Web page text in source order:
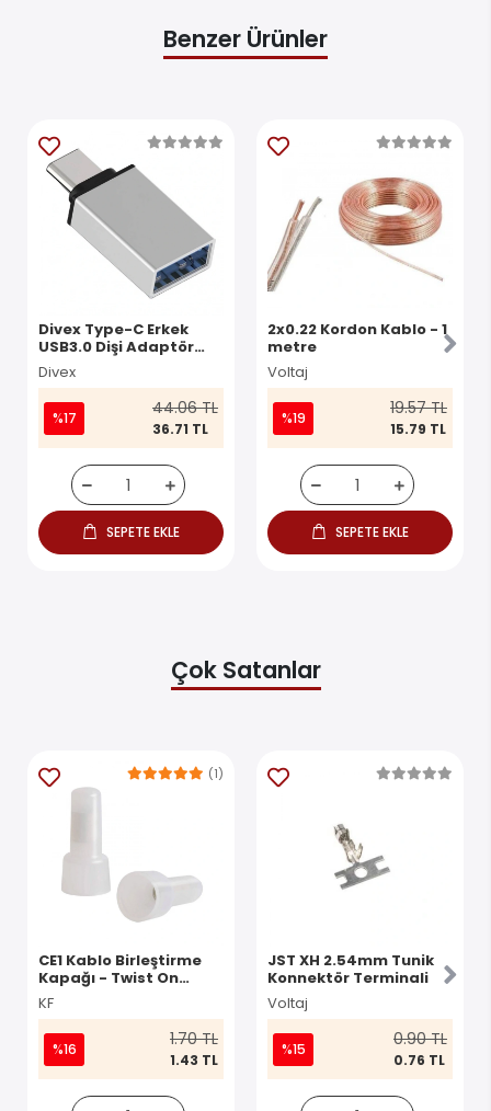
Benzer Ürünler
Divex Type-C Erkek
USB3.0 Dişi Adaptör
Çevirici Gri DO-182
Divex
%17 44.06 TL
36.71 TL
SEPETE EKLE
2x0.22 Kordon Kablo - 1
metre
Voltaj
%19 19.57 TL
15.79 TL
SEPETE EKLE
Çok Satanlar
CE1 Kablo Birleştirme
Kapağı - Twist On
Konnektör
KF
(1)
%16 1.70 TL
1.43 TL
JST XH 2.54mm Tunik
Konnektör Terminali
Voltaj
%15 0.90 TL
0.76 TL